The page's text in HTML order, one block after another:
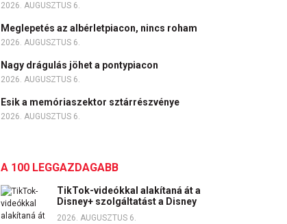
2026. AUGUSZTUS 6.
Meglepetés az albérletpiacon, nincs roham
2026. AUGUSZTUS 6.
Nagy drágulás jöhet a pontypiacon
2026. AUGUSZTUS 6.
Esik a memóriaszektor sztárrészvénye
2026. AUGUSZTUS 6.
A 100 LEGGAZDAGABB
TikTok-videókkal alakítaná át a
Disney+ szolgáltatást a Disney
2026. AUGUSZTUS 6.